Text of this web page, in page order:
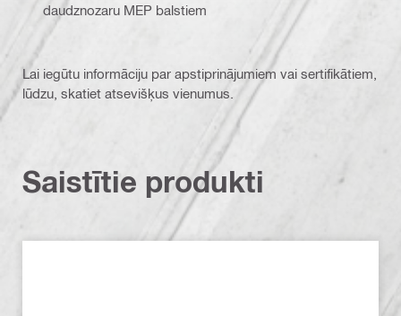
daudznozaru MEP balstiem
Lai iegūtu informāciju par apstiprinājumiem vai sertifikātiem,
lūdzu, skatiet atsevišķus vienumus.
Saistītie produkti